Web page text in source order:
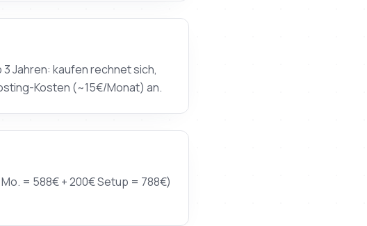
Jahren: kaufen rechnet sich,
Kosten (~15€/Monat) an.
= 588€ + 200€ Setup = 788€)